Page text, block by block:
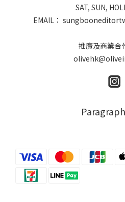
SAT, SUN,
EMAIL：
推廣及商業合